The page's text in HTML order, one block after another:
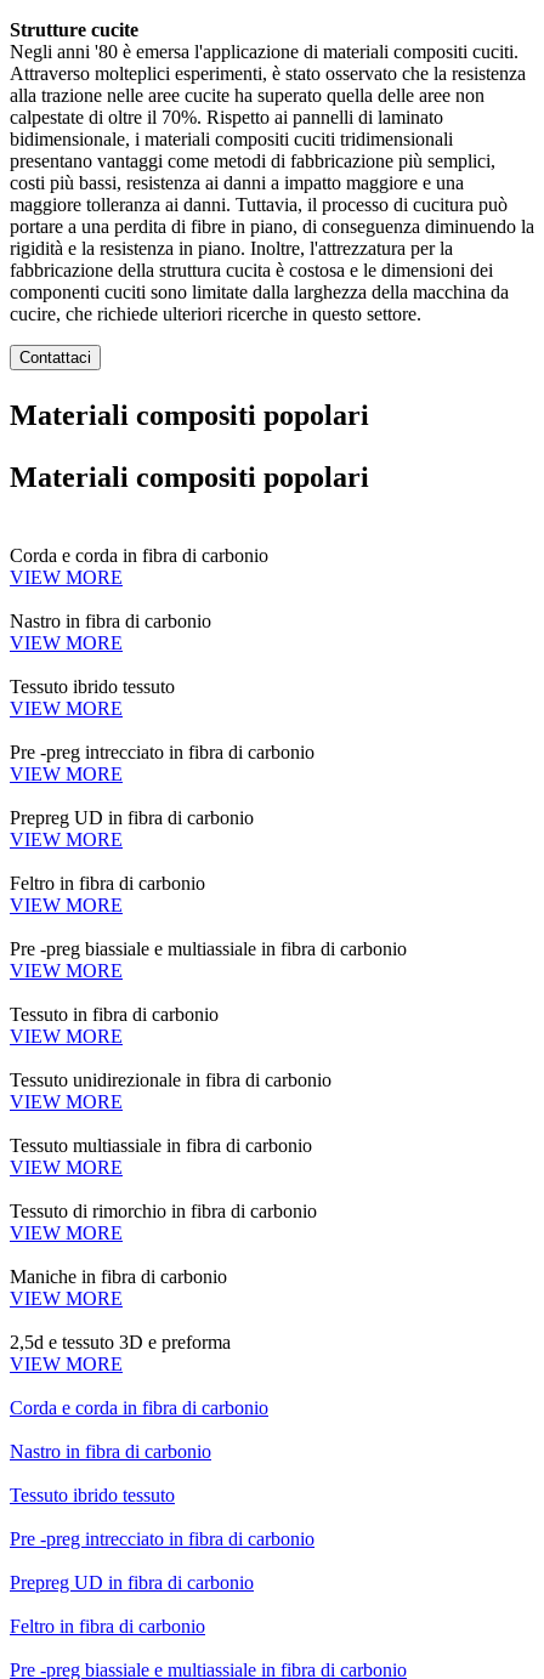
Strutture cucite
Negli anni '80 è emersa l'applicazione di materiali compositi cuciti.
Attraverso molteplici esperimenti, è stato osservato che la resistenza
alla trazione nelle aree cucite ha superato quella delle aree non
calpestate di oltre il 70%. Rispetto ai pannelli di laminato
bidimensionale, i materiali compositi cuciti tridimensionali
presentano vantaggi come metodi di fabbricazione più semplici,
costi più bassi, resistenza ai danni a impatto maggiore e una
maggiore tolleranza ai danni. Tuttavia, il processo di cucitura può
portare a una perdita di fibre in piano, di conseguenza diminuendo la
rigidità e la resistenza in piano. Inoltre, l'attrezzatura per la
fabbricazione della struttura cucita è costosa e le dimensioni dei
componenti cuciti sono limitate dalla larghezza della macchina da
cucire, che richiede ulteriori ricerche in questo settore.
Contattaci
Materiali compositi popolari
Materiali compositi popolari
Corda e corda in fibra di carbonio
VIEW MORE
Nastro in fibra di carbonio
VIEW MORE
Tessuto ibrido tessuto
VIEW MORE
Pre -preg intrecciato in fibra di carbonio
VIEW MORE
Prepreg UD in fibra di carbonio
VIEW MORE
Feltro in fibra di carbonio
VIEW MORE
Pre -preg biassiale e multiassiale in fibra di carbonio
VIEW MORE
Tessuto in fibra di carbonio
VIEW MORE
Tessuto unidirezionale in fibra di carbonio
VIEW MORE
Tessuto multiassiale in fibra di carbonio
VIEW MORE
Tessuto di rimorchio in fibra di carbonio
VIEW MORE
Maniche in fibra di carbonio
VIEW MORE
2,5d e tessuto 3D e preforma
VIEW MORE
Corda e corda in fibra di carbonio
Nastro in fibra di carbonio
Tessuto ibrido tessuto
Pre -preg intrecciato in fibra di carbonio
Prepreg UD in fibra di carbonio
Feltro in fibra di carbonio
Pre -preg biassiale e multiassiale in fibra di carbonio